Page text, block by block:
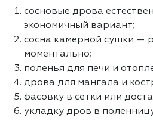
сосновые дрова
экономичный вариант;
сосна камерной сушки —
моментально;
поленья для печи и
дрова для мангала и
фасовку в сетки или
укладку дров в